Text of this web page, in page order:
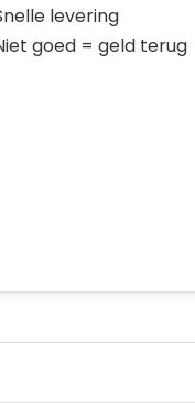
levering
goed = geld terug